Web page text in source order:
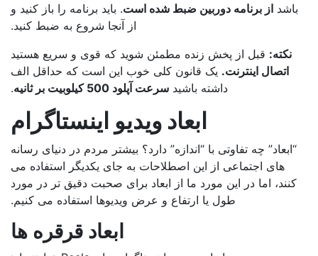
از برنامه دوربین ضبط شده است. باید برنامه را باز کنید و
از آنجا شروع به ضبط کنید.
نکته:قبل از پخش زنده مطمئن شوید که قوی و سریع هستید
اتصال اینترنت.یک قانون کلی خوب این است که حداقل الف
داشته باشیدسرعت آپلود 500 کیلوبیت بر ثانیه .
ابعاد ویدیو اینستاگرام
“ابعاد” چه تفاوتی با “اندازه” دارد؟ بیشتر مردم در دنیای رسانه
های اجتماعی از این اصطلاحات به جای یکدیگر استفاده می
کنند، اما در این مورد ما از ابعاد برای صحبت دقیق تر در مورد
طول یا ارتفاع و عرض ویدیوها استفاده می کنیم.
ابعاد قرقره ها